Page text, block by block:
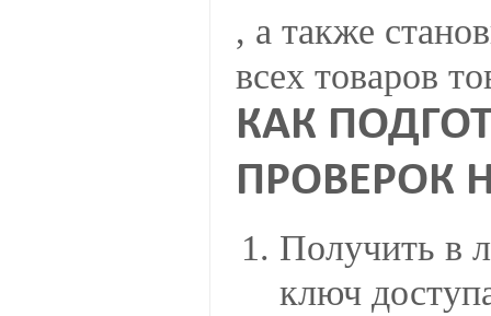
, а также
всех товаров
КАК
ПРОВЕРОК
Получить в
ключ